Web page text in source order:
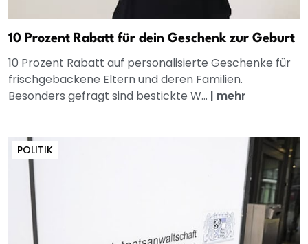
10 Prozent Rabatt für dein Geschenk zur Geburt
10 Prozent Rabatt auf personalisierte Geschenke für
frischgebackene Eltern und deren Familien.
Besonders gefragt sind bestickte W... | mehr
POLITIK